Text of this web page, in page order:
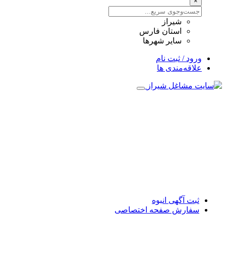
شیراز
استان فارس
سایر شهرها
ورود / ثبت نام
علاقه‌مندی ها
ثبت آگهی انبوه
سفارش صفحه اختصاصی